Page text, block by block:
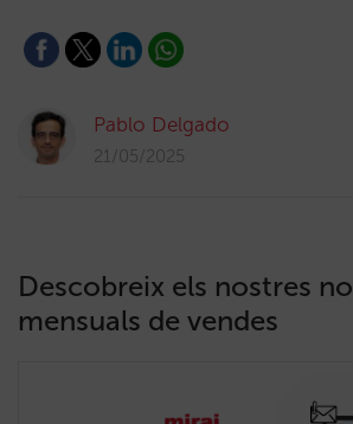
Pablo Delgado
21/05/2025
Descobreix els nostres
mensuals de vendes